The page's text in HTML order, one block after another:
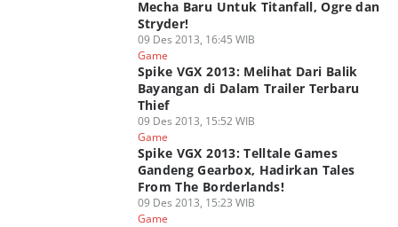
Mecha Baru Untuk Titanfall, Ogre dan
Stryder!
09 Des 2013, 16:45 WIB
Game
Spike VGX 2013: Melihat Dari Balik
Bayangan di Dalam Trailer Terbaru
Thief
09 Des 2013, 15:52 WIB
Game
Spike VGX 2013: Telltale Games
Gandeng Gearbox, Hadirkan Tales
From The Borderlands!
09 Des 2013, 15:23 WIB
Game